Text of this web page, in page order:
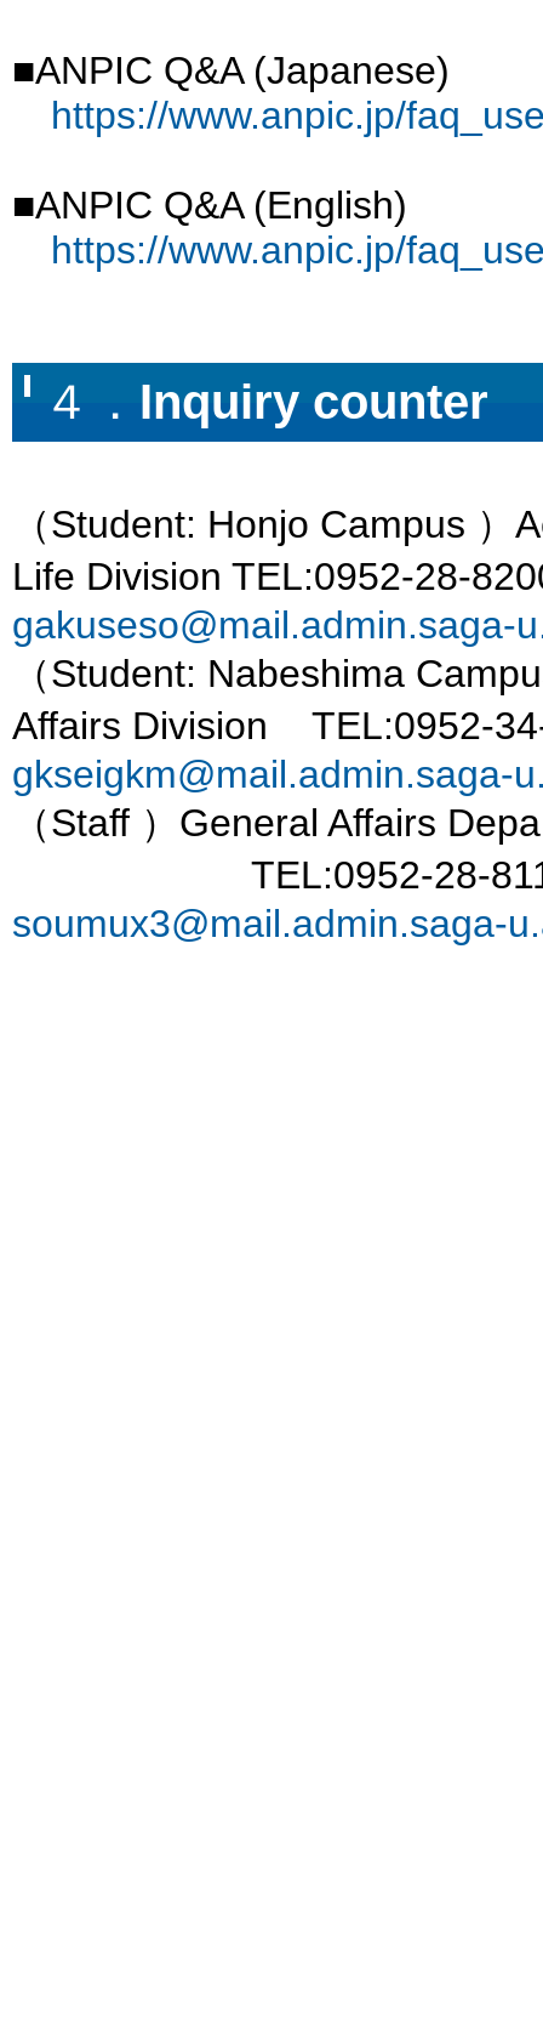
■ANPIC Q&A (Japanese)
https://www.anpic.jp/
■ANPIC Q&A (English)
https://www.anpic.jp/
４． Inquiry counter
（Student: Honjo Campus
Life Division TEL:0952-28-
gakuseso@mail.admin.saga-
（Student: Nabeshima
Affairs Division TEL:0952-
gkseigkm@mail.admin.saga-
（Staff ）General Affairs
TEL:0952-28-8112
soumux3@mail.admin.saga-